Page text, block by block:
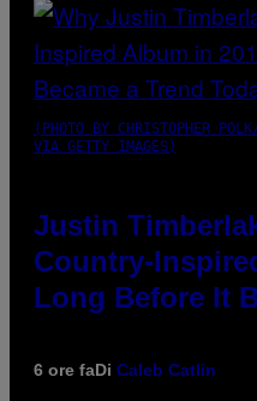
(PHOTO BY CHRISTOPHER
VIA GETTY IMAGES)
Justin
Country-
Long Before It
6 ore faDi Caleb Catlin